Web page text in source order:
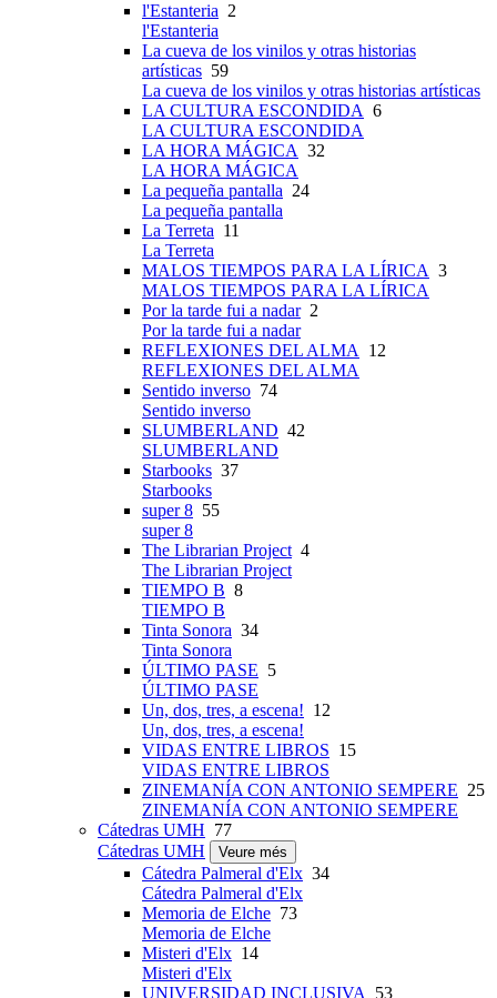
l'Estanteria 2
l'Estanteria
La cueva de los vinilos y otras historias
artísticas 59
La cueva de los vinilos y otras historias artísticas
LA CULTURA ESCONDIDA 6
LA CULTURA ESCONDIDA
LA HORA MÁGICA 32
LA HORA MÁGICA
La pequeña pantalla 24
La pequeña pantalla
La Terreta 11
La Terreta
MALOS TIEMPOS PARA LA LÍRICA 3
MALOS TIEMPOS PARA LA LÍRICA
Por la tarde fui a nadar2
Por la tarde fui a nadar
REFLEXIONES DEL ALMA 12
REFLEXIONES DEL ALMA
Sentido inverso 74
Sentido inverso
SLUMBERLAND 42
SLUMBERLAND
Starbooks 37
Starbooks
super 8 55
super 8
The Librarian Project4
The Librarian Project
TIEMPO B 8
TIEMPO B
Tinta Sonora 34
Tinta Sonora
ÚLTIMO PASE 5
ÚLTIMO PASE
Un, dos, tres, a escena! 12
Un, dos, tres, a escena!
VIDAS ENTRE LIBROS 15
VIDAS ENTRE LIBROS
ZINEMANÍA CON ANTONIO SEMPERE 25
ZINEMANÍA CON ANTONIO SEMPERE
Cátedras UMH 77
Cátedras UMH
Veure més
Cátedra Palmeral d'Elx 34
Cátedra Palmeral d'Elx
Memoria de Elche 73
Memoria de Elche
Misteri d'Elx 14
Misteri d'Elx
UNIVERSIDAD INCLUSIVA 53